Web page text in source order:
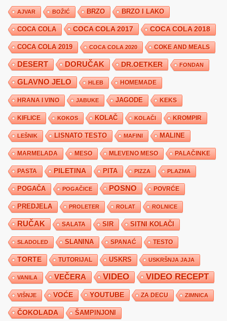
AJVAR BOŽIĆ BRZO BRZO I LAKO
COCA COLA COCA COLA 2017 COCA COLA 2018
COCA COLA 2019 COCA COLA 2020 COKE AND MEALS
DESERT DORUČAK DR.OETKER FONDAN
GLAVNO JELO HLEB HOMEMADE
HRANA I VINO JABUKE JAGODE KEKS
KIFLICE KOKOS KOLAČ KOLAČI KROMPIR
LEŠNIK LISNATO TESTO MAFINI MALINE
MARMELADA MESO MLEVENO MESO PALAČINKE
PASTA PILETINA PITA PIZZA PLAZMA
POGAČA POGAČICE POSNO POVRĆE
PREDJELA PROLETER ROLAT ROLNICE
RUČAK SALATA SIR SITNI KOLAČI
SLADOLED SLANINA SPANAĆ TESTO
TORTE TUTORIJAL USKRS USKRŠNJA JAJA
VANILA VEČERA VIDEO VIDEO RECEPT
VIŠNJE VOĆE YOUTUBE ZA DECU ZIMNICA
ČOKOLADA ŠAMPINJONI